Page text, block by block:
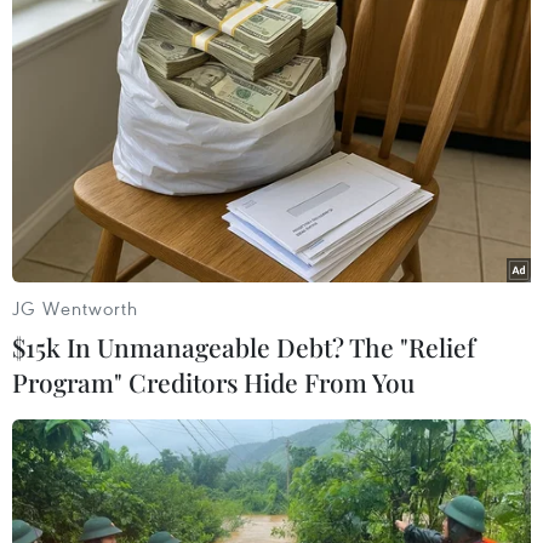
Tổng Bí thư, Chủ tịch nước Tô Lâm
lên đường thăm cấp Nhà nước
Australia và New Zealand
09/08/2026 02:00
Những lý do khiến du khách Ấn Độ
chuyển hướng sang Việt Nam
08/08/2026 23:58
Động lực mới cho hợp tác thương
mại Việt Nam-Australia
08/08/2026 12:20
JG Wentworth
$15k In Unmanageable Debt? The "Relief
Program" Creditors Hide From You